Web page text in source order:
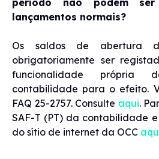
lançamentos normais?
Os saldos de abertura
obrigatoriamente ser
funcionalidade própria
contabilidade para o efeito.
FAQ 25-2757. Consulte aqui.
SAF-T (PT) da contabilidade
do sítio de internet da OCC